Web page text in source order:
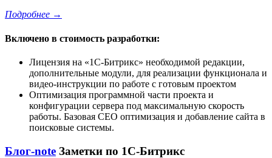
Подробнее →
Включено в стоимость разработки:
Лицензия на 1С-Битрикс
необходимой редакции,
дополнительные модули, для реализации функционала и
видео-инструкции по работе с готовым проектом
Оптимизация программной части проекта и
конфигурации сервера под максимальную скорость
работы. Базовая СЕО оптимизация и добавление сайта в
поисковые системы.
Блог-note Заметки по 1С-Битрикс